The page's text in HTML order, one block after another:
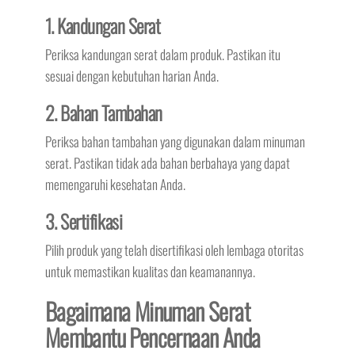
1. Kandungan Serat
Periksa kandungan serat dalam produk. Pastikan itu
sesuai dengan kebutuhan harian Anda.
2. Bahan Tambahan
Periksa bahan tambahan yang digunakan dalam minuman
serat. Pastikan tidak ada bahan berbahaya yang dapat
memengaruhi kesehatan Anda.
3. Sertifikasi
Pilih produk yang telah disertifikasi oleh lembaga otoritas
untuk memastikan kualitas dan keamanannya.
Bagaimana Minuman Serat
Membantu Pencernaan Anda